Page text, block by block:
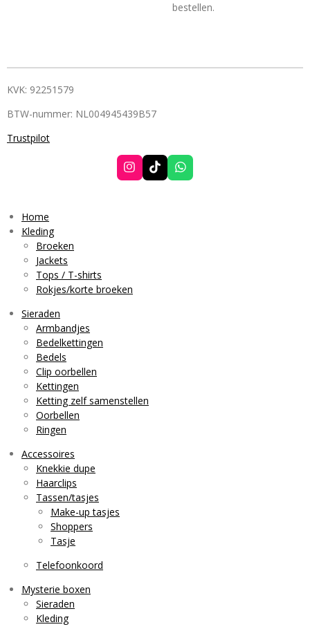
bestellen.
KVK: 92251579
BTW-nummer: NL004945439B57
Trustpilot
I
n
T
i
W
h
Home
Kleding
Broeken
Jackets
Tops / T-shirts
Rokjes/korte broeken
Sieraden
Armbandjes
Bedelkettingen
Bedels
Clip oorbellen
Kettingen
Ketting zelf samenstellen
Oorbellen
Ringen
Accessoires
Knekkie dupe
Haarclips
Tassen/tasjes
Make-up tasjes
Shoppers
Tasje
Telefoonkoord
Mysterie boxen
Sieraden
Kleding